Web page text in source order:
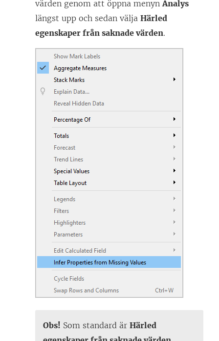
värden genom att öppna menyn Analys
längst upp och sedan välja Härled
egenskaper från saknade värden.
Obs! Som standard är Härled